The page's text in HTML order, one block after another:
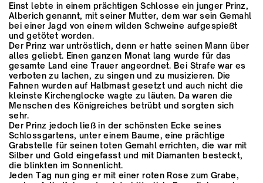
Einst lebte in einem prächtigen Schlosse ein junger Prinz,
Alberich genannt, mit seiner Mutter, dem war sein Gemahl
bei einer Jagd von einem wilden Schweine aufgespießt
und getötet worden.
Der Prinz war untröstlich, denn er hatte seinen Mann über
alles geliebt. Einen ganzen Monat lang wurde für das
gesamte Land eine Trauer angeordnet. Bei Strafe war es
verboten zu lachen, zu singen und zu musizieren. Die
Fahnen wurden auf Halbmast gesetzt und auch nicht die
kleinste Kirchenglocke wagte zu läuten. Da waren die
Menschen des Königreiches betrübt und sorgten sich
sehr.
Der Prinz jedoch ließ in der schönsten Ecke seines
Schlossgartens, unter einem Baume, eine prächtige
Grabstelle für seinen toten Gemahl errichten, die war mit
Silber und Gold eingefasst und mit Diamanten besteckt,
die blinkten im Sonnenlicht.
Jeden Tag nun ging er mit einer roten Rose zum Grabe,